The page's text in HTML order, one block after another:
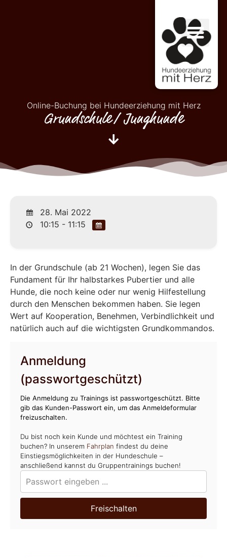
Online-Buchung bei Hundeerziehung mit Herz
Grundschule/ Junghunde
28. Mai 2022
10:15 - 11:15
In der Grundschule (ab 21 Wochen), legen Sie das
Fundament für Ihr halbstarkes Pubertier und alle
Hunde, die noch keine oder nur wenig Hilfestellung
durch den Menschen bekommen haben. Sie legen
Wert auf Kooperation, Benehmen, Verbindlichkeit und
natürlich auch auf die wichtigsten Grundkommandos.
Anmeldung
(passwortgeschützt)
Die Anmeldung zu Trainings ist passwortgeschützt. Bitte
gib das Kunden-Passwort ein, um das Anmeldeformular
freizuschalten.
Du bist noch kein Kunde und möchtest ein Training
buchen? In unserem Fahrplan findest du deine
Einstiegsmöglichkeiten in der Hundeschule –
anschließend kannst du Gruppentrainings buchen!
Freischalten